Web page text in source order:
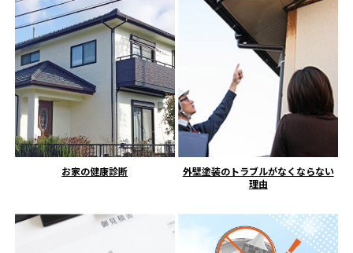
お家の健康診断
外壁塗装のトラブルがなくならない
理由